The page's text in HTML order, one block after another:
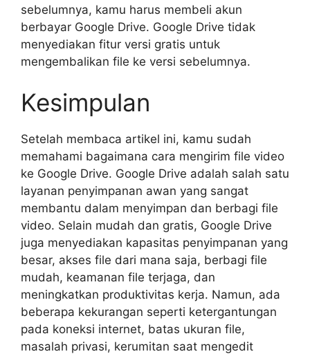
sebelumnya, kamu harus membeli akun
berbayar Google Drive. Google Drive tidak
menyediakan fitur versi gratis untuk
mengembalikan file ke versi sebelumnya.
Kesimpulan
Setelah membaca artikel ini, kamu sudah
memahami bagaimana cara mengirim file video
ke Google Drive. Google Drive adalah salah satu
layanan penyimpanan awan yang sangat
membantu dalam menyimpan dan berbagi file
video. Selain mudah dan gratis, Google Drive
juga menyediakan kapasitas penyimpanan yang
besar, akses file dari mana saja, berbagi file
mudah, keamanan file terjaga, dan
meningkatkan produktivitas kerja. Namun, ada
beberapa kekurangan seperti ketergantungan
pada koneksi internet, batas ukuran file,
masalah privasi, kerumitan saat mengedit